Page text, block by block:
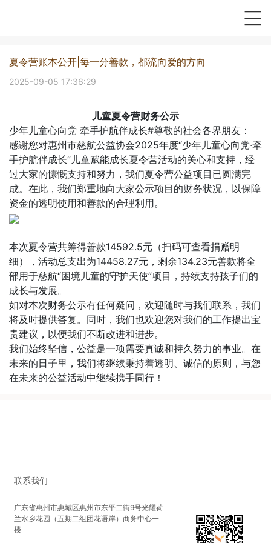
夏令营账本公开|每一分善款，都流向爱的方向
2025-09-05 17:36:29
儿童夏令营财务公示
少年儿童心向党 牵手护航伴成长#尊敬的社会各界朋友：
感谢您对惠州市慈航公益协会2025年度“少年儿童心向党·牵
手护航伴成长”儿童赋能成长夏令营活动的关心和支持，经
过大家的慷慨支持和努力，我们夏令营公益项目已圆满完
成。在此，我们郑重地向大家公示项目的财务状况，以保障
资金的透明使用和善款的合理利用。
本次夏令营共筹得善款14592.5元（扫码可查看捐赠明
细），活动总支出为14458.27元，剩余134.23元善款将全
部用于慈航“困境儿童的守护天使”项目，持续支持孩子们的
成长与发展。
如对本次财务公示有任何疑问，欢迎随时与我们联系，我们
将及时提供答复。同时，我们也欢迎您对我们的工作提出宝
贵建议，以便我们不断改进和进步。
我们始终坚信，公益是一项需要真诚和持久努力的事业。在
未来的日子里，我们将继续秉持着透明、诚信的原则，与您
在未来的公益活动中继续携手同行！
联系我们
广东省惠州市惠城区惠州市东平二街9号光耀荷
兰水乡花园（五期二组团花语岸）商务中心一
楼